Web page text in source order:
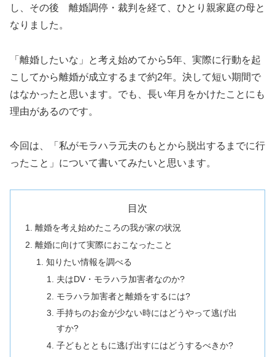
し、その後 離婚調停・裁判を経て、ひとり親家庭の母と
なりました。
「離婚したいな」と考え始めてから5年、実際に行動を起
こしてから離婚が成立するまで約2年。決して短い期間で
はなかったと思います。でも、長い年月をかけたことにも
理由があるのです。
今回は、「私がモラハラ元夫のもとから脱出するまでに行
ったこと」について書いてみたいと思います。
目次
離婚を考え始めたころの我が家の状況
離婚に向けて実際におこなったこと
知りたい情報を調べる
夫はDV・モラハラ加害者なのか?
モラハラ加害者と離婚をするには?
手持ちのお金が少ない時にはどうやって逃げ出
すか?
子どもとともに逃げ出すにはどうするべきか?